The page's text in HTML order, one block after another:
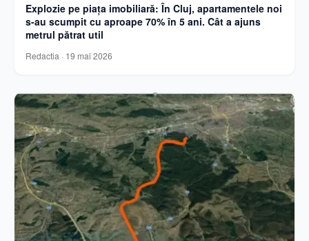
Explozie pe piața imobiliară: În Cluj, apartamentele noi
s-au scumpit cu aproape 70% în 5 ani. Cât a ajuns
metrul pătrat util
Redactia · 19 mai 2026